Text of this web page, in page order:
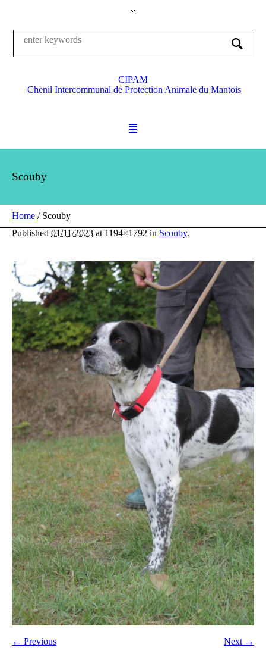
CIPAM
Chenil Intercommunal de Protection Animale du Mantois
Scouby
Home / Scouby
Published 01/11/2023 at 1194×1792 in Scouby.
← Previous Next →